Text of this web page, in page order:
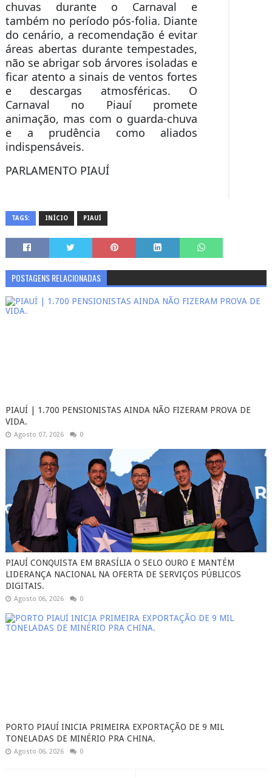
chuvas durante o Carnaval e
também no período pós-folia. Diante
do cenário, a recomendação é evitar
áreas abertas durante tempestades,
não se abrigar sob árvores isoladas e
ficar atento a sinais de ventos fortes
e descargas atmosféricas. O
Carnaval no Piauí promete
animação, mas com o guarda-chuva
e a prudência como aliados
indispensáveis.
PARLAMENTO PIAUÍ
TAGS: INÍCIO PIAUÍ
POSTAGENS RELACIONADAS
PIAUÍ | 1.700 PENSIONISTAS AINDA NÃO FIZERAM PROVA DE
VIDA.
Agosto 07, 2026 0
PIAUÍ CONQUISTA EM BRASÍLIA O SELO OURO E MANTÉM
LIDERANÇA NACIONAL NA OFERTA DE SERVIÇOS PÚBLICOS
DIGITAIS.
Agosto 06, 2026 0
PORTO PIAUÍ INICIA PRIMEIRA EXPORTAÇÃO DE 9 MIL
TONELADAS DE MINÉRIO PRA CHINA.
Agosto 06, 2026 0